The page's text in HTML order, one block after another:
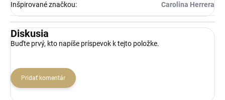
Inšpirované značkou: Carolina Herrera
Diskusia
Buďte prvý, kto napíše príspevok k tejto položke.
Pridať komentár